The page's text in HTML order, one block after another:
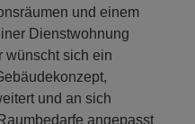
und einem
Dienstwohnung
wünscht sich ein
und an sich
angepasst